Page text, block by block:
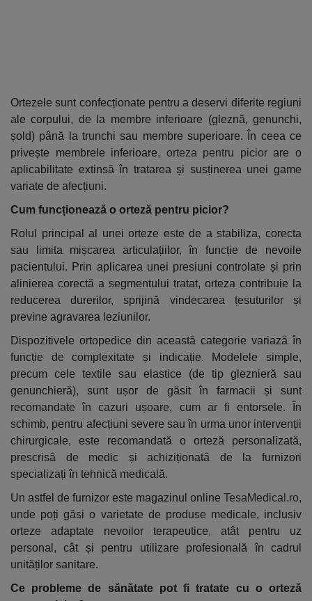
Ortezele sunt confecționate pentru a deservi diferite regiuni
ale corpului, de la membre inferioare (gleznă, genunchi,
șold) până la trunchi sau membre superioare. În ceea ce
privește membrele inferioare, orteza pentru piciorare o
aplicabilitate extinsă în tratarea și susținerea unei game
variate de afecțiuni.
Cum funcționează o orteză pentru picior?
Rolul principal al unei orteze este de a stabiliza, corecta
sau limita mișcarea articulațiilor, în funcție de nevoile
pacientului. Prin aplicarea unei presiuni controlate și prin
alinierea corectă a segmentului tratat, orteza contribuie la
reducerea durerilor, sprijină vindecarea țesuturilor și
previne agravarea leziunilor.
Dispozitivele ortopedice din această categorie variază în
funcție de complexitate și indicație. Modelele simple,
precum cele textile sau elastice (de tip gleznieră sau
genunchieră), sunt ușor de găsit în farmacii și sunt
recomandate în cazuri ușoare, cum ar fi entorsele. În
schimb, pentru afecțiuni severe sau în urma unor intervenții
chirurgicale, este recomandată o orteză personalizată,
prescrisă de medic și achiziționată de la furnizori
specializați în tehnică medicală.
Un astfel de furnizor este magazinul online TesaMedical.ro,
unde poți găsi o varietate de produse medicale, inclusiv
orteze adaptate nevoilor terapeutice, atât pentru uz
personal, cât și pentru utilizare profesională în cadrul
unităților sanitare.
Ce probleme de sănătate pot fi tratate cu o orteză